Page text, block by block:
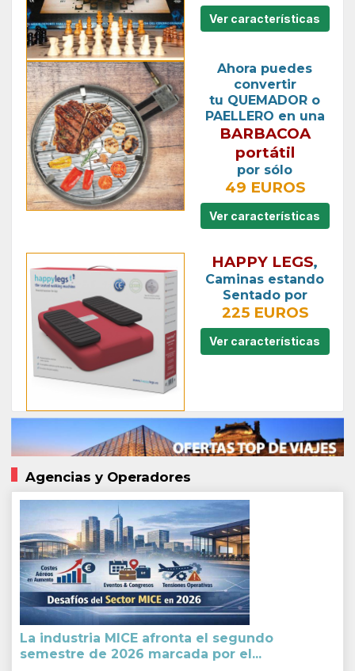
Ver características
Ahora puedes
convertir
tu QUEMADOR o
PAELLERO en una
BARBACOA
portátil
por sólo
49 EUROS
Ver características
HAPPY LEGS,
Caminas estando
Sentado por
225 EUROS
Ver características
Agencias y Operadores
La industria MICE afronta el segundo
semestre de 2026 marcada por el...